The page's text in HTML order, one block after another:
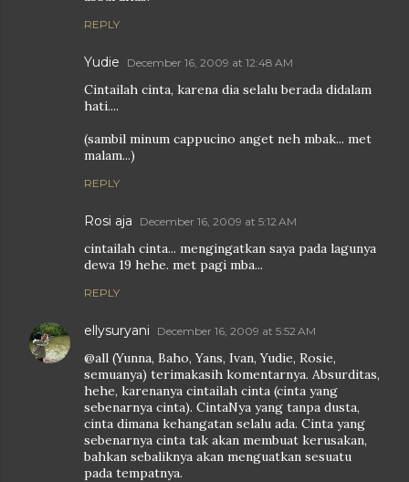
REPLY
Yudie December 16, 2009 at 12:48 AM
Cintailah cinta, karena dia selalu berada didalam
hati....
(sambil minum cappucino anget neh mbak... met
malam...)
REPLY
Rosi aja December 16, 2009 at 5:12 AM
cintailah cinta... mengingatkan saya pada lagunya
dewa 19 hehe. met pagi mba...
REPLY
ellysuryani December 16, 2009 at 5:52 AM
@all (Yunna, Baho, Yans, Ivan, Yudie, Rosie,
semuanya) terimakasih komentarnya. Absurditas,
hehe, karenanya cintailah cinta (cinta yang
sebenarnya cinta). CintaNya yang tanpa dusta,
cinta dimana kehangatan selalu ada. Cinta yang
sebenarnya cinta tak akan membuat kerusakan,
bahkan sebaliknya akan menguatkan sesuatu
pada tempatnya.